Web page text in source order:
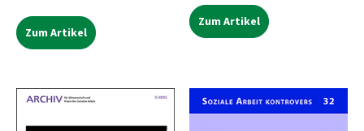
Zum Artikel
Zum Artikel